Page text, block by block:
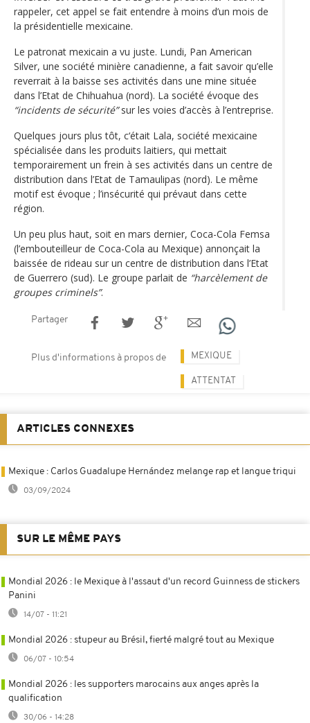
rappeler, cet appel se fait entendre à moins d’un mois de
la présidentielle mexicaine.
Le patronat mexicain a vu juste. Lundi, Pan American
Silver, une société minière canadienne, a fait savoir qu’elle
reverrait à la baisse ses activités dans une mine située
dans l’Etat de Chihuahua (nord). La société évoque des
“incidents de sécurité”sur les voies d’accès à l’entreprise.
Quelques jours plus tôt, c‘était Lala, société mexicaine
spécialisée dans les produits laitiers, qui mettait
temporairement un frein à ses activités dans un centre de
distribution dans l’Etat de Tamaulipas (nord). Le même
motif est évoque ; l’insécurité qui prévaut dans cette
région.
Un peu plus haut, soit en mars dernier, Coca-Cola Femsa
(l’embouteilleur de Coca-Cola au Mexique) annonçait la
baissée de rideau sur un centre de distribution dans l’Etat
de Guerrero (sud). Le groupe parlait de “harcèlement de
groupes criminels”.
Partager
Plus d'informations à propos de MEXIQUE
ATTENTAT
ARTICLES CONNEXES
Mexique : Carlos Guadalupe Hernández melange rap et langue triqui
03/09/2024
SUR LE MÊME PAYS
Mondial 2026 : le Mexique à l'assaut d'un record Guinness de stickers
Panini
14/07 - 11:21
Mondial 2026 : stupeur au Brésil, fierté malgré tout au Mexique
06/07 - 10:54
Mondial 2026 : les supporters marocains aux anges après la
qualification
30/06 - 14:28